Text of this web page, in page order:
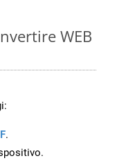
WEB
.